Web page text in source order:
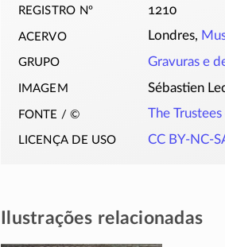
registro nº 1210
acervo Londres,
grupo Gravuras e
imagem Sébastien
fonte / © The
licença de uso CC BY-NC-
Ilustrações relacionadas